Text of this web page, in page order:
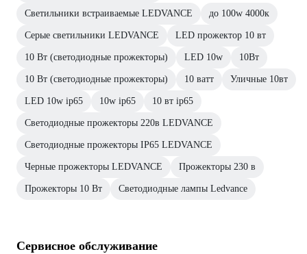
Светильники встраиваемые LEDVANCE до 100w 4000к
Серые светильники LEDVANCE LED прожектор 10 вт
10 Вт (светодиодные прожекторы) LED 10w 10Вт
10 Вт (светодиодные прожекторы) 10 ватт Уличные 10вт
LED 10w ip65 10w ip65 10 вт ip65
Светодиодные прожекторы 220в LEDVANCE
Светодиодные прожекторы IP65 LEDVANCE
Черные прожекторы LEDVANCE Прожекторы 230 в
Прожекторы 10 Вт Светодиодные лампы Ledvance
Сервисное обслуживание